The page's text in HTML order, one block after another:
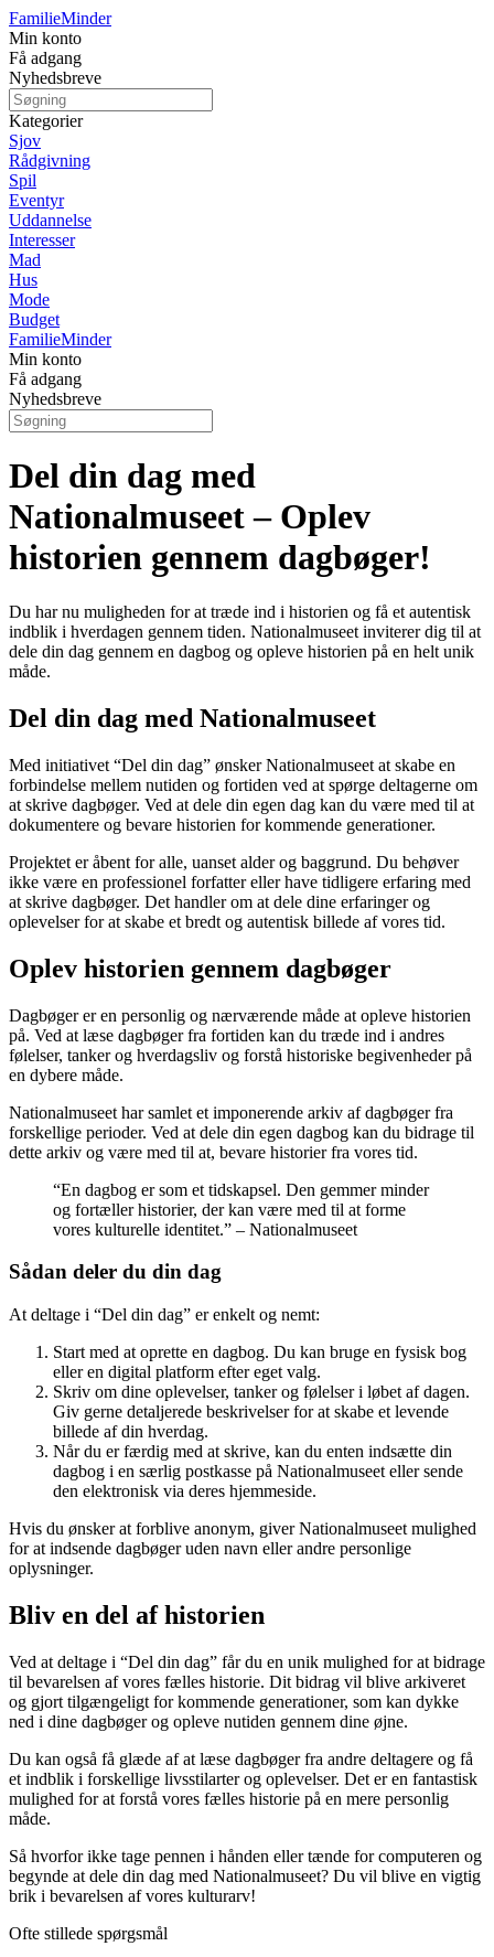
FamilieMinder
Min konto
Få adgang
Nyhedsbreve
Kategorier
Sjov
Rådgivning
Spil
Eventyr
Uddannelse
Interesser
Mad
Hus
Mode
Budget
FamilieMinder
Min konto
Få adgang
Nyhedsbreve
Del din dag med
Nationalmuseet – Oplev
historien gennem dagbøger!
Du har nu muligheden for at træde ind i historien og få et autentisk
indblik i hverdagen gennem tiden. Nationalmuseet inviterer dig til at
dele din dag gennem en dagbog og opleve historien på en helt unik
måde.
Del din dag med Nationalmuseet
Med initiativet “Del din dag” ønsker Nationalmuseet at skabe en
forbindelse mellem nutiden og fortiden ved at spørge deltagerne om
at skrive dagbøger. Ved at dele din egen dag kan du være med til at
dokumentere og bevare historien for kommende generationer.
Projektet er åbent for alle, uanset alder og baggrund. Du behøver
ikke være en professionel forfatter eller have tidligere erfaring med
at skrive dagbøger. Det handler om at dele dine erfaringer og
oplevelser for at skabe et bredt og autentisk billede af vores tid.
Oplev historien gennem dagbøger
Dagbøger er en personlig og nærværende måde at opleve historien
på. Ved at læse dagbøger fra fortiden kan du træde ind i andres
følelser, tanker og hverdagsliv og forstå historiske begivenheder på
en dybere måde.
Nationalmuseet har samlet et imponerende arkiv af dagbøger fra
forskellige perioder. Ved at dele din egen dagbog kan du bidrage til
dette arkiv og være med til at, bevare historier fra vores tid.
“En dagbog er som et tidskapsel. Den gemmer minder
og fortæller historier, der kan være med til at forme
vores kulturelle identitet.” – Nationalmuseet
Sådan deler du din dag
At deltage i “Del din dag” er enkelt og nemt:
Start med at oprette en dagbog. Du kan bruge en fysisk bog
eller en digital platform efter eget valg.
Skriv om dine oplevelser, tanker og følelser i løbet af dagen.
Giv gerne detaljerede beskrivelser for at skabe et levende
billede af din hverdag.
Når du er færdig med at skrive, kan du enten indsætte din
dagbog i en særlig postkasse på Nationalmuseet eller sende
den elektronisk via deres hjemmeside.
Hvis du ønsker at forblive anonym, giver Nationalmuseet mulighed
for at indsende dagbøger uden navn eller andre personlige
oplysninger.
Bliv en del af historien
Ved at deltage i “Del din dag” får du en unik mulighed for at bidrage
til bevarelsen af vores fælles historie. Dit bidrag vil blive arkiveret
og gjort tilgængeligt for kommende generationer, som kan dykke
ned i dine dagbøger og opleve nutiden gennem dine øjne.
Du kan også få glæde af at læse dagbøger fra andre deltagere og få
et indblik i forskellige livsstilarter og oplevelser. Det er en fantastisk
mulighed for at forstå vores fælles historie på en mere personlig
måde.
Så hvorfor ikke tage pennen i hånden eller tænde for computeren og
begynde at dele din dag med Nationalmuseet? Du vil blive en vigtig
brik i bevarelsen af vores kulturarv!
Ofte stillede spørgsmål